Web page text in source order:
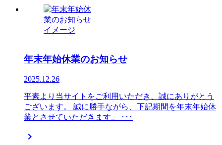
年末年始休業のお知らせ
2025.12.26
平素より当サイトをご利用いただき、誠にありがとう
ございます。 誠に勝手ながら、下記期間を年末年始休
業とさせていただきます。 ･･･
